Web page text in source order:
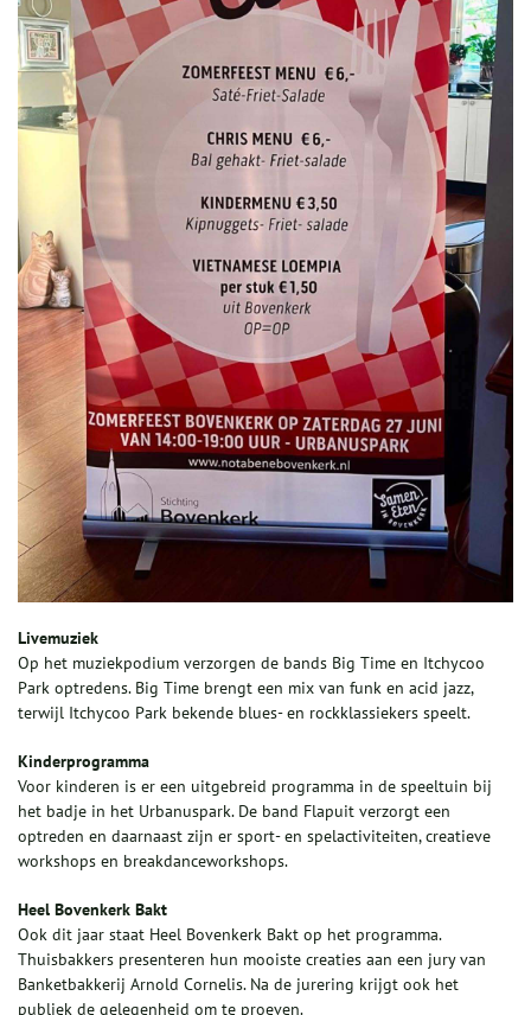
Livemuziek
Op het muziekpodium verzorgen de bands Big Time en Itchycoo
Park optredens. Big Time brengt een mix van funk en acid jazz,
terwijl Itchycoo Park bekende blues- en rockklassiekers speelt.
Kinderprogramma
Voor kinderen is er een uitgebreid programma in de speeltuin bij
het badje in het Urbanuspark. De band Flapuit verzorgt een
optreden en daarnaast zijn er sport- en spelactiviteiten, creatieve
workshops en breakdanceworkshops.
Heel Bovenkerk Bakt
Ook dit jaar staat Heel Bovenkerk Bakt op het programma.
Thuisbakkers presenteren hun mooiste creaties aan een jury van
Banketbakkerij Arnold Cornelis. Na de jurering krijgt ook het
publiek de gelegenheid om te proeven.